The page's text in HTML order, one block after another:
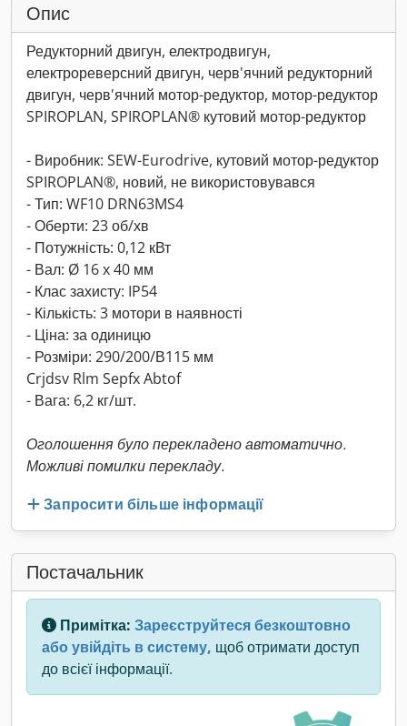
Опис
Редукторний двигун, електродвигун,
електрореверсний двигун, черв'ячний редукторний
двигун, черв'ячний мотор-редуктор, мотор-редуктор
SPIROPLAN, SPIROPLAN® кутовий мотор-редуктор
- Виробник: SEW-Eurodrive, кутовий мотор-редуктор
SPIROPLAN®, новий, не використовувався
- Тип: WF10 DRN63MS4
- Оберти: 23 об/хв
- Потужність: 0,12 кВт
- Вал: Ø 16 x 40 мм
- Клас захисту: IP54
- Кількість: 3 мотори в наявності
- Ціна: за одиницю
- Розміри: 290/200/В115 мм
Crjdsv Rlm Sepfx Abtof
- Вага: 6,2 кг/шт.
Оголошення було перекладено автоматично.
Можливі помилки перекладу.
Запросити більше інформації
Постачальник
Примітка: Зареєструйтеся безкоштовно
або увійдіть в систему, щоб отримати доступ
до всієї інформації.